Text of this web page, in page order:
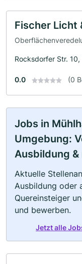
Fischer Licht
Rocksdorfer Str.
0.0 (0
Jobs in
Umgebung:
Ausbildung &
Aktuelle
Ausbildung oder
Quereinsteiger
und bewerben.
Jetzt alle